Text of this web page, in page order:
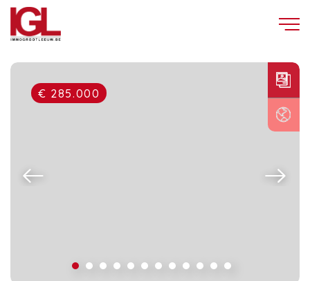
€ 285.000